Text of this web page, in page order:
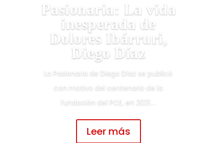
Pasionaria: La vida
inesperada de
Dolores Ibárruri,
Diego Díaz
La Pasionaria de Diego Díaz se publicó
con motivo del centenario de la
fundación del PCE, en 2021....
Leer más